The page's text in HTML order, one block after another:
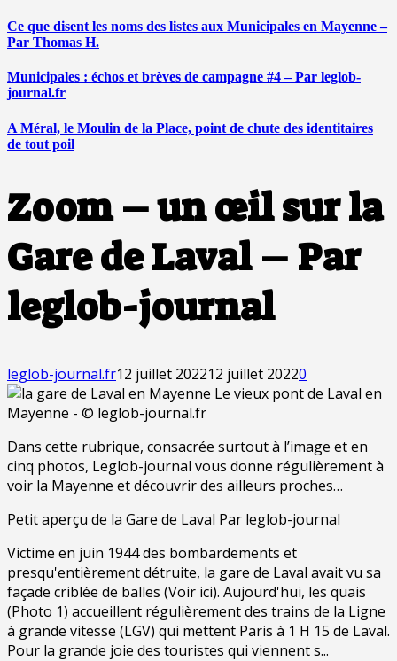
Ce que disent les noms des listes aux Municipales en Mayenne –
Par Thomas H.
Municipales : échos et brèves de campagne #4 – Par leglob-
journal.fr
A Méral, le Moulin de la Place, point de chute des identitaires
de tout poil
Zoom – un œil sur la
Gare de Laval – Par
leglob-journal
leglob-journal.fr12 juillet 202212 juillet 20220
Dans cette rubrique, consacrée surtout à l’image et en
cinq photos, Leglob-journal vous donne régulièrement à
voir la Mayenne et découvrir des ailleurs proches…
Petit aperçu de la Gare de Laval Par leglob-journal
Victime en juin 1944 des bombardements et
presqu'entièrement détruite, la gare de Laval avait vu sa
façade criblée de balles (Voir ici). Aujourd'hui, les quais
(Photo 1) accueillent régulièrement des trains de la Ligne
à grande vitesse (LGV) qui mettent Paris à 1 H 15 de Laval.
Pour la grande joie des touristes qui viennent s...